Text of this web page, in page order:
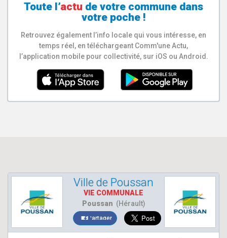
Toute l’actu de votre commune dans
votre poche !
Retrouvez également l’info locale qui vous intéresse, en
temps réel, en téléchargeant Comm'une Actu,
l’application mobile pour collectivité, sur iOS ou Android.
Ville de Poussan
VIE COMMUNALE
Poussan (Hérault)
Partager